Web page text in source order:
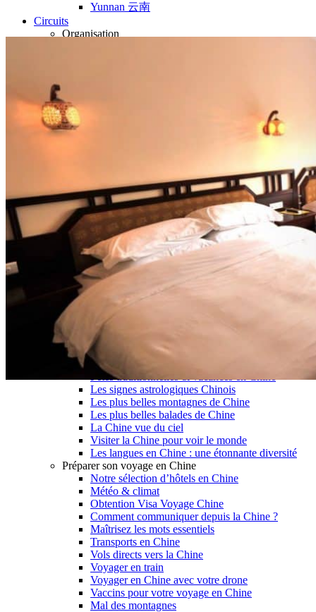
Yunnan 云南
Circuits
Organisation
Eté
Automne
Hiver
Infos pratiques
Notre agence
Notre agence en Chine
Réseau Asian Roads
Garanties et engagements Asian Roads
Avis de nos voyageurs
Voyages d’affaires en Chine
La Chine & ses secrets
Présentation de la Chine
Cuisines de Chine
Les Minorités Ethniques Chinoises
Fêtes traditionnelles & vacances en Chine
Les signes astrologiques Chinois
Les plus belles montagnes de Chine
Les plus belles balades de Chine
La Chine vue du ciel
Visiter la Chine pour voir le monde
Les langues en Chine : une étonnante diversité
Préparer son voyage en Chine
Notre sélection d’hôtels en Chine
Météo & climat
Obtention Visa Voyage Chine
Comment communiquer depuis la Chine ?
Maîtrisez les mots essentiels
Transports en Chine
Vols directs vers la Chine
Voyager en train
Voyager en Chine avec votre drone
Vaccins pour votre voyage en Chine
Mal des montagnes